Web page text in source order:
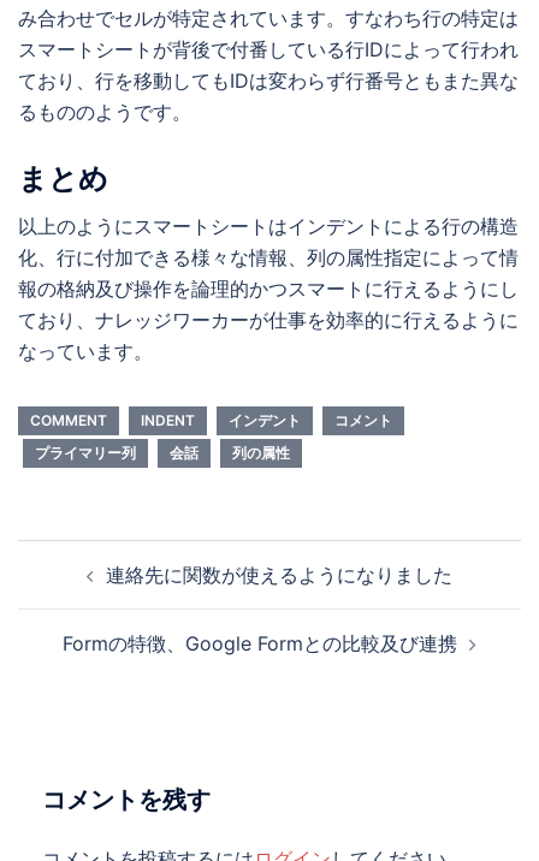
み合わせでセルが特定されています。すなわち行の特定は
スマートシートが背後で付番している行IDによって行われ
ており、行を移動してもIDは変わらず行番号ともまた異な
るもののようです。
まとめ
以上のようにスマートシートはインデントによる行の構造
化、行に付加できる様々な情報、列の属性指定によって情
報の格納及び操作を論理的かつスマートに行えるようにし
ており、ナレッジワーカーが仕事を効率的に行えるように
なっています。
COMMENT INDENT インデント
コメント
プライマリー列
会話 列の属性
ョ
連絡先に関数が使えるようになりました
Formの特徴、Google Formとの比較及び連携
コメントを残す